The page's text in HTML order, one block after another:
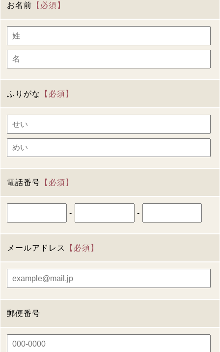
お名前 【必須】
ふりがな 【必須】
電話番号 【必須】
- -
メールアドレス 【必須】
郵便番号